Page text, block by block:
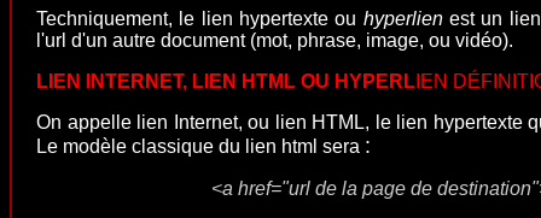
Techniquement, le lien hypertexte ou hyperlienest un lien
l'url d'un autre document (mot, phrase, image, ou vidéo).
LIEN INTERNET, LIEN HTML OU HYPERL IEN
On appelle lien Internet, ou lien HTML, le lien hypertexte
Le modèle classique du lien html sera :
<a href="url de la page de